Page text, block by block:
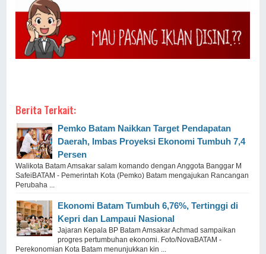
Berita Terkait:
Pemko Batam Naikkan Target Pendapatan
Daerah, Imbas Proyeksi Ekonomi Tumbuh 7,4
Persen
Walikota Batam Amsakar salam komando dengan Anggota Banggar M
SafeiBATAM - Pemerintah Kota (Pemko) Batam mengajukan Rancangan
Perubaha ...
Ekonomi Batam Tumbuh 6,76%, Tertinggi di
Kepri dan Lampaui Nasional
Jajaran Kepala BP Batam Amsakar Achmad sampaikan
progres pertumbuhan ekonomi. Foto/NovaBATAM -
Perekonomian Kota Batam menunjukkan kin ...